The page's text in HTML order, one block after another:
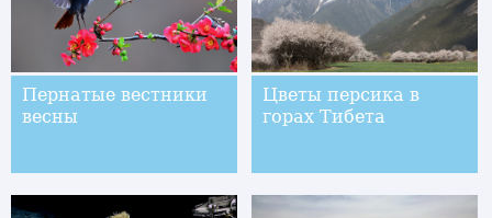
Пернатые вестники
весны
Цветы персика в
горах Тибета